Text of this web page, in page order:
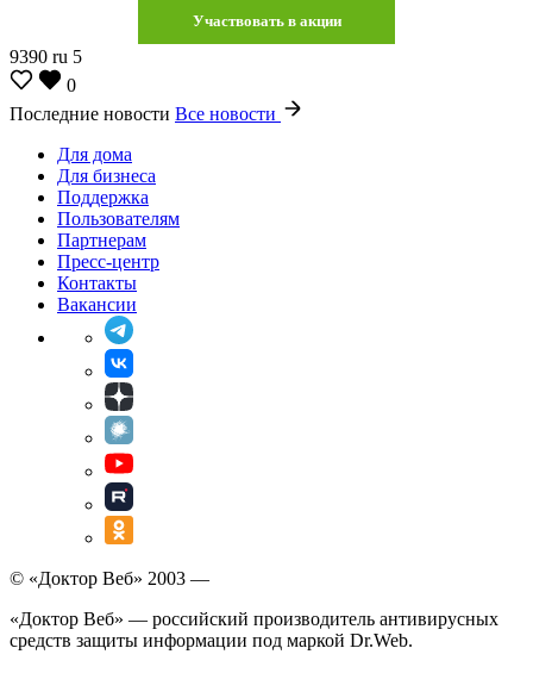
Участвовать в акции
9390 ru 5
0
Последние новости Все новости
Для дома
Для бизнеса
Поддержка
Пользователям
Партнерам
Пресс-центр
Контакты
Вакансии
© «Доктор Веб» 2003 —
«Доктор Веб» — российский производитель антивирусных
средств защиты информации под маркой Dr.Web.